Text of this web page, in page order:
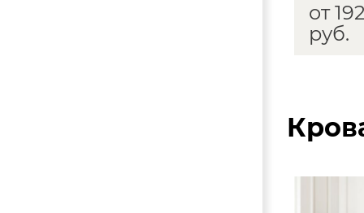
от
руб.